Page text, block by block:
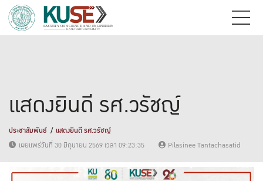
แสดงยินดี รศ.วรัชญ์
ประชาสัมพันธ์
แสดงยินดี รศ.วรัชญ์
เผยแพร่วันที่ 30 มิถุนายน 2569 เวลา 09:23:35
Pilasinee Tantachasatid